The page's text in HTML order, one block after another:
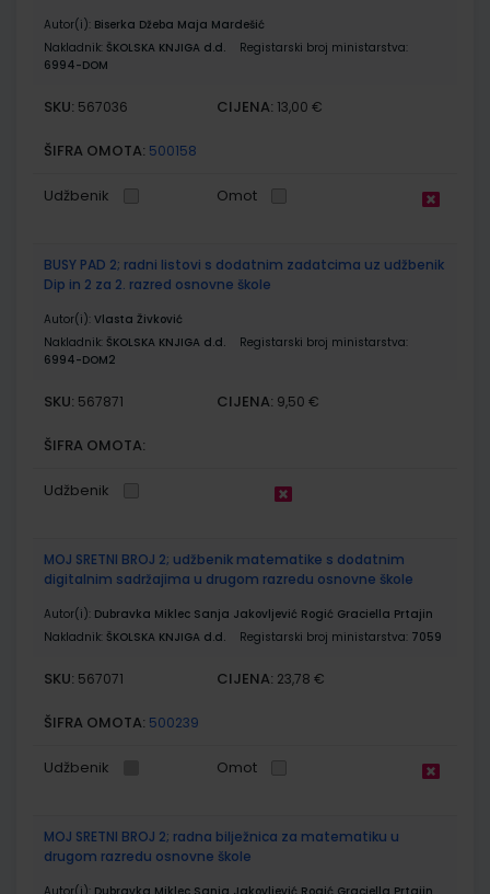
Autor(i): Biserka Džeba Maja Mardešić
Nakladnik: ŠKOLSKA KNJIGA d.d.
Registarski broj ministarstva:
6994-DOM
SKU: 567036 CIJENA: 13,00 €
ŠIFRA OMOTA: 500158
Udžbenik Omot
BUSY PAD 2; radni listovi s dodatnim zadatcima uz udžbenik
Dip in 2 za 2. razred osnovne škole
Autor(i): Vlasta Živković
Nakladnik: ŠKOLSKA KNJIGA d.d.
Registarski broj ministarstva:
6994-DOM2
SKU: 567871 CIJENA: 9,50 €
ŠIFRA OMOTA:
Udžbenik
MOJ SRETNI BROJ 2; udžbenik matematike s dodatnim
digitalnim sadržajima u drugom razredu osnovne škole
Autor(i): Dubravka Miklec Sanja Jakovljević Rogić Graciella Prtajin
Nakladnik: ŠKOLSKA KNJIGA d.d. Registarski broj ministarstva: 7059
SKU: 567071 CIJENA: 23,78 €
ŠIFRA OMOTA: 500239
Udžbenik Omot
MOJ SRETNI BROJ 2; radna bilježnica za matematiku u
drugom razredu osnovne škole